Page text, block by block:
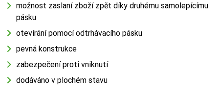
možnost zaslaní zboží zpět díky druhému samolepícímu
pásku
otevírání pomocí odtrhávacího pásku
pevná konstrukce
zabezpečení proti vniknutí
dodáváno v plochém stavu